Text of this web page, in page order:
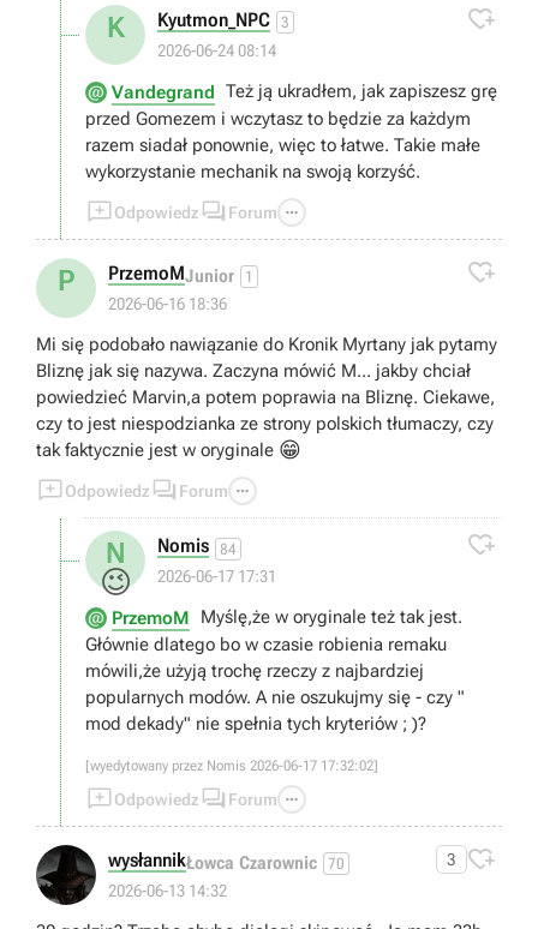
K Kyutmon_NPC 3
2026-06-24 08:14

Vandegrand Też ją ukradłem, jak zapiszesz grę
przed Gomezem i wczytasz to będzie za każdym
razem siadał ponownie, więc to łatwe. Takie małe
wykorzystanie mechanik na swoją korzyść.
Odpowiedz  Forum 
P PrzemoMJunior 1
2026-06-16 18:36

Mi się podobało nawiązanie do Kronik Myrtany jak pytamy
Bliznę jak się nazywa. Zaczyna mówić M... jakby chciał
powiedzieć Marvin,a potem poprawia na Bliznę. Ciekawe,
czy to jest niespodzianka ze strony polskich tłumaczy, czy
tak faktycznie jest w oryginale 😁
Odpowiedz  Forum 
N
😉
Nomis 84
2026-06-17 17:31

PrzemoM
Głównie dlatego bo w czasie robienia remaku
mówili,że użyją trochę rzeczy z najbardziej
popularnych modów. A nie oszukujmy się - czy "
mod dekady" nie spełnia tych kryteriów ; )?
[wyedytowany przez Nomis 2026-06-17 17:32:02]
Odpowiedz  Forum 
wysłannikŁowca Czarownic 70
2026-06-13 14:32
3 